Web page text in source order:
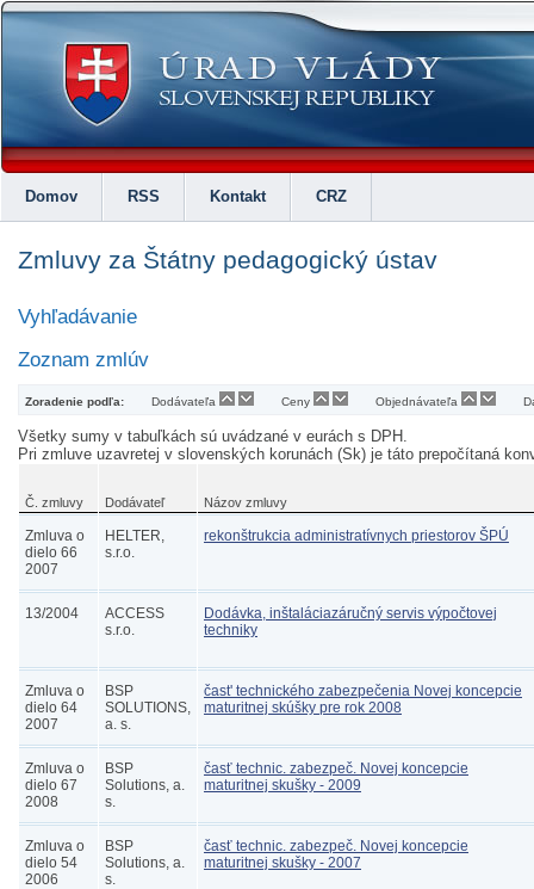
Domov RSS Kontakt CRZ
Zmluvy za Štátny pedagogický ústav
Vyhľadávanie
Zoznam zmlúv
Zoradenie podľa: Dodávateľa Ceny Objednávateľa
Všetky sumy v tabuľkách sú uvádzané v eurách s DPH.
Pri zmluve uzavretej v slovenských korunách (Sk) je táto prepočítaná
Č. zmluvy Dodávateľ Názov zmluvy
Zmluva o
dielo 66
2007
HELTER,
s.r.o.
rekonštrukcia administratívnych priestorov ŠPÚ
13/2004
ACCESS
s.r.o.
Dodávka, inštaláciazáručný servis výpočtovej
techniky
Zmluva o
dielo 64
2007
BSP
SOLUTIONS,
a. s.
čast' technického zabezpečenia Novej koncepcie
maturitnej skúšky pre rok 2008
Zmluva o
dielo 67
2008
BSP
Solutions, a.
s.
časť technic. zabezpeč. Novej koncepcie
maturitnej skušky - 2009
Zmluva o
dielo 54
2006
BSP
Solutions, a.
s.
časť technic. zabezpeč. Novej koncepcie
maturitnej skušky - 2007